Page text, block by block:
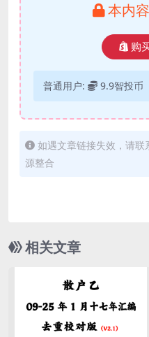
本内
购
普通用户: 9.9智投币
如遇文章链接失效，请
源整合
相关文章